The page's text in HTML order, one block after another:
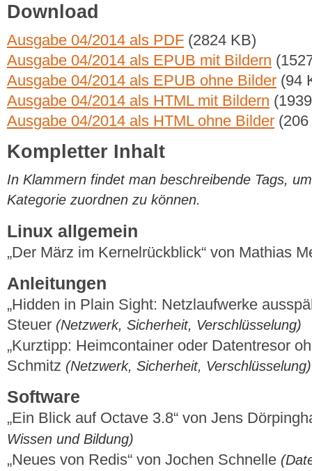
Download
Ausgabe 04/2014 als PDF (2824 KB)
Ausgabe 04/2014 als EPUB mit Bildern
Ausgabe 04/2014 als EPUB ohne Bilder (94
Ausgabe 04/2014 als HTML mit Bildern
Ausgabe 04/2014 als HTML ohne Bilder
Kompletter Inhalt
In Klammern findet man beschreibende Tags,
Kategorie zuordnen zu können.
Linux allgemein
„Der März im Kernelrückblick“ von Mathias
Anleitungen
„Hidden in Plain Sight: Netzlaufwerke
Steuer (Netzwerk, Sicherheit, Verschlüsselung)
„Kurztipp: Heimcontainer oder Datentresor
Schmitz (Netzwerk, Sicherheit, Verschlüsselung)
Software
„Ein Blick auf Octave 3.8“ von Jens
Wissen und Bildung)
„Neues von Redis“ von Jochen Schnelle